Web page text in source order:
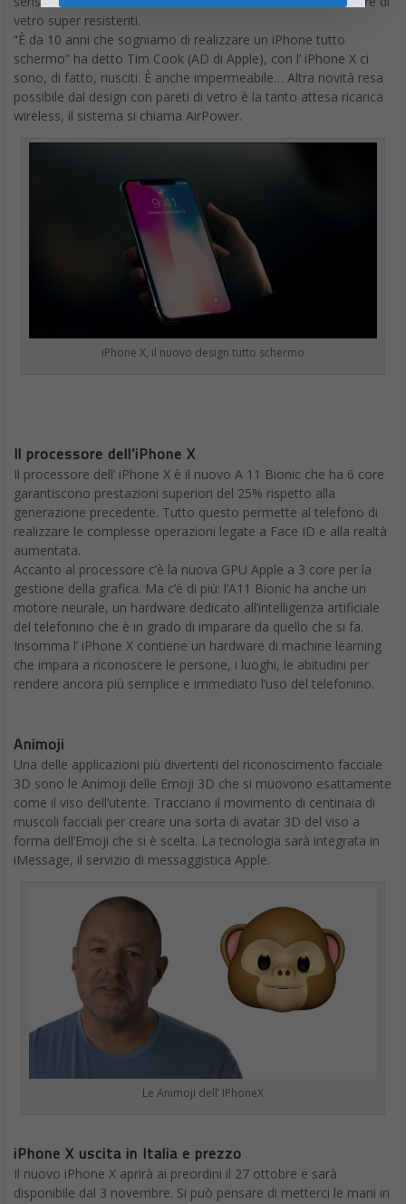
vetro super resistenti.
“È da 10 anni che sogniamo di realizzare un iPhone tutto
schermo” ha detto Tim Cook (AD di Apple), con l’ iPhone X ci
sono, di fatto, riusciti. È anche impermeabile… Altra novità resa
possibile dal design con pareti di vetro è la tanto attesa ricarica
wireless, il sistema si chiama AirPower.
iPhone X, il nuovo design tutto schermo
Il processore dell’iPhone X
Il processore dell’ iPhone X è il nuovo A 11 Bionic che ha 6 core
garantiscono prestazioni superiori del 25% rispetto alla
generazione precedente. Tutto questo permette al telefono di
realizzare le complesse operazioni legate a Face ID e alla realtà
aumentata.
Accanto al processore c’è la nuova GPU Apple a 3 core per la
gestione della grafica. Ma c’è di più: l’A11 Bionic ha anche un
motore neurale, un hardware dedicato all’intelligenza artificiale
del telefonino che è in grado di imparare da quello che si fa.
Insomma l’ iPhone X contiene un hardware di machine learning
che impara a riconoscere le persone, i luoghi, le abitudini per
rendere ancora più semplice e immediato l’uso del telefonino.
Animoji
Una delle applicazioni più divertenti del riconoscimento facciale
3D sono le Animoji delle Emoji 3D che si muovono esattamente
come il viso dell’utente. Tracciano il movimento di centinaia di
muscoli facciali per creare una sorta di avatar 3D del viso a
forma dell’Emoji che si è scelta. La tecnologia sarà integrata in
iMessage, il servizio di messaggistica Apple.
Le Animoji dell’ IPhoneX
iPhone X uscita in Italia e prezzo
Il nuovo iPhone X aprirà ai preordini il 27 ottobre e sarà
disponibile dal 3 novembre. Si può pensare di metterci le mani in